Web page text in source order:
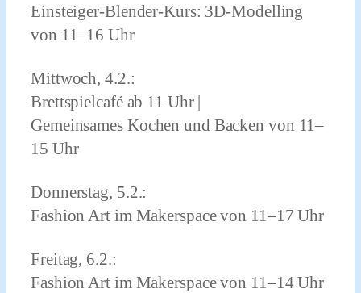
Einsteiger-Blender-Kurs: 3D-Modelling
von 11–16 Uhr
Mittwoch, 4.2.:
Brettspielcafé ab 11 Uhr |
Gemeinsames Kochen und Backen von 11–
15 Uhr
Donnerstag, 5.2.:
Fashion Art im Makerspace von 11–17 Uhr
Freitag, 6.2.:
Fashion Art im Makerspace von 11–14 Uhr